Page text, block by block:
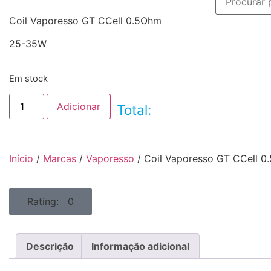
Coil Vaporesso GT CCell 0.5Ohm
25-35W
Em stock
Adicionar Total:
Início / Marcas / Vaporesso / Coil Vaporesso GT CCell
Rating: 0
Descrição Informação adicional